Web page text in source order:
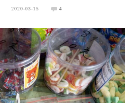
2020-03-15 4